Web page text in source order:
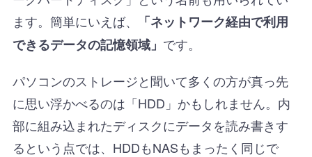
ます。簡単にいえば、
「ネットワーク経由で利用
できるデータの記憶領域」 です。
パソコンのストレージと聞いて多くの方が真っ先
に思い浮かべるのは「HDD」かもしれません。内
部に組み込まれたディスクにデータを読み書きす
るという点では、HDDもNASもまったく同じで